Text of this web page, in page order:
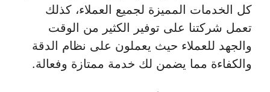
كل الخدمات المميزة لجميع العملاء، كذلك
تعمل شركتنا على توفير الكثير من الوقت
والجهد للعملاء حيث يعملون على نظام الدقة
والكفاءة مما يضمن لك خدمة ممتازة وفعالة.